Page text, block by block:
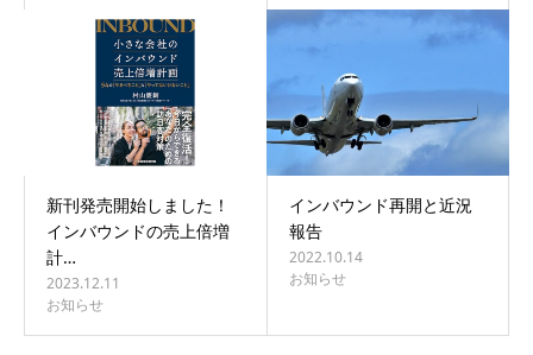
新刊発売開始しました！
インバウンドの売上倍増
計…
2023.12.11
お知らせ
インバウンド再開と近況
報告
2022.10.14
お知らせ